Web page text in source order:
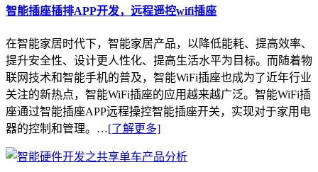
智能插座插排APP开发，远程遥控wifi插座
在智能家居时代下，智能家居产品，以降低能耗、提高效率、
提升安全性、设计更人性化、提高生活水平为目标。而随着物
联网技术和智能手机的普及，智能WiFi插座也成为了近年行业
关注的新热点，智能WiFi插座的应用越来越广泛。智能WiFi插
座通过智能插座APP远程操控智能插座开关，实现对于家用电
器的控制和管理。… [了解更多]